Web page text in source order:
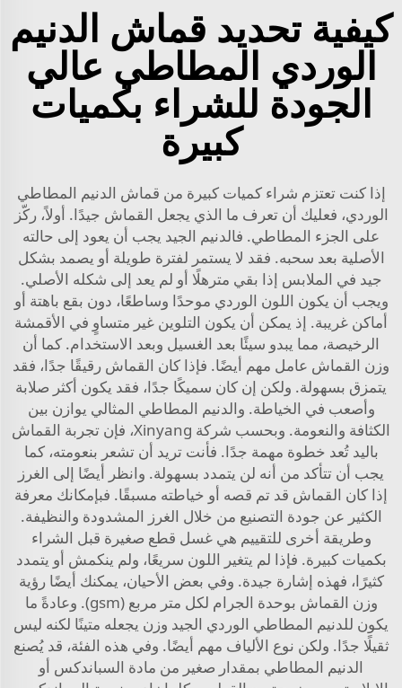
كيفية تحديد قماش الدنيم
الوردي المطاطي عالي
الجودة للشراء بكميات
كبيرة
إذا كنت تعتزم شراء كميات كبيرة من قماش الدنيم المطاطي
الوردي، فعليك أن تعرف ما الذي يجعل القماش جيدًا. أولاً، ركّز
على الجزء المطاطي. فالدنيم الجيد يجب أن يعود إلى حالته
الأصلية بعد سحبه. فقد لا يستمر لفترة طويلة أو يصمد بشكل
جيد في الملابس إذا بقي مترهلًا أو لم يعد إلى شكله الأصلي.
ويجب أن يكون اللون الوردي موحدًا وساطعًا، دون بقع باهتة أو
أماكن غريبة. إذ يمكن أن يكون التلوين غير متساوٍ في الأقمشة
الرخيصة، مما يبدو سيئًا بعد الغسيل وبعد الاستخدام. كما أن
وزن القماش عامل مهم أيضًا. فإذا كان القماش رقيقًا جدًا، فقد
يتمزق بسهولة. ولكن إن كان سميكًا جدًا، فقد يكون أكثر صلابة
وأصعب في الخياطة. والدنيم المطاطي المثالي يوازن بين
الكثافة والنعومة. وبحسب شركة Xinyang، فإن تجربة القماش
باليد تُعد خطوة مهمة جدًا. فأنت تريد أن تشعر بنعومته، كما
يجب أن تتأكد من أنه لن يتمدد بسهولة. وانظر أيضًا إلى الغرز
إذا كان القماش قد تم قصه أو خياطته مسبقًا. فبإمكانك معرفة
الكثير عن جودة التصنيع من خلال الغرز المشدودة والنظيفة.
وطريقة أخرى للتقييم هي غسل قطع صغيرة قبل الشراء
بكميات كبيرة. فإذا لم يتغير اللون سريعًا، ولم ينكمش أو يتمدد
كثيرًا، فهذه إشارة جيدة. وفي بعض الأحيان، يمكنك أيضًا رؤية
وزن القماش بوحدة الجرام لكل متر مربع (gsm). وعادةً ما
يكون للدنيم المطاطي الوردي الجيد وزن يجعله متينًا لكنه ليس
ثقيلًا جدًا. ولكن نوع الألياف مهم أيضًا. وفي هذه الفئة، قد يُصنع
الدنيم المطاطي بمقدار صغير من مادة السباندكس أو